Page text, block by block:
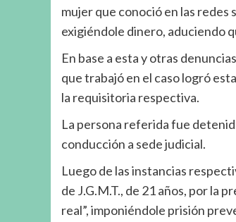
mujer que conoció en las
exigiéndole dinero, aduciendo
En base a esta y otras
que trabajó en el caso logró
la requisitoria respectiva.
La persona referida fue
conducción a sede judicial.
Luego de las instancias
de J.G.M.T., de 21 años, por la
real”, imponiéndole prisión